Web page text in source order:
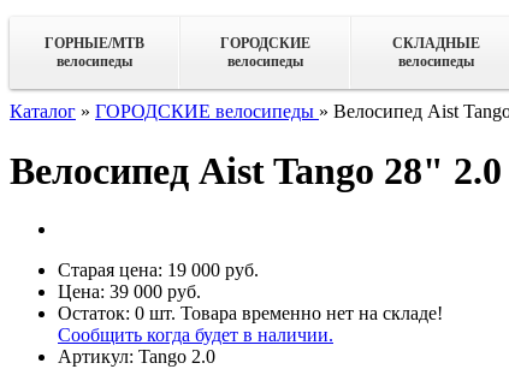
ГОРНЫЕ/MTB
велосипеды
ГОРОДСКИЕ
велосипеды
СКЛАДНЫЕ
велосипеды
Каталог » ГОРОДСКИЕ велосипеды » Велосипед Aist
Велосипед Aist Tango 28"
Старая цена: 19 000 руб.
Цена: 39 000 руб.
Остаток: 0 шт. Товара временно нет на складе!
Сообщить когда будет в наличии.
Артикул: Tango 2.0